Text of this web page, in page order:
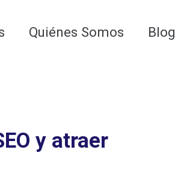
Quiénes Somos Blog
y atraer